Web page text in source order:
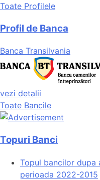
Toate Profilele
Profil de Banca
Banca Transilvania
vezi detalii
Toate Bancile
Topuri Banci
Topul bancilor
perioada 2022-2015